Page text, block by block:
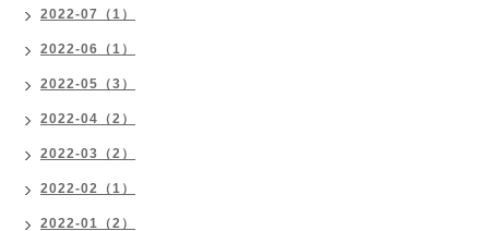
2022-07（1）
2022-06（1）
2022-05（3）
2022-04（2）
2022-03（2）
2022-02（1）
2022-01（2）